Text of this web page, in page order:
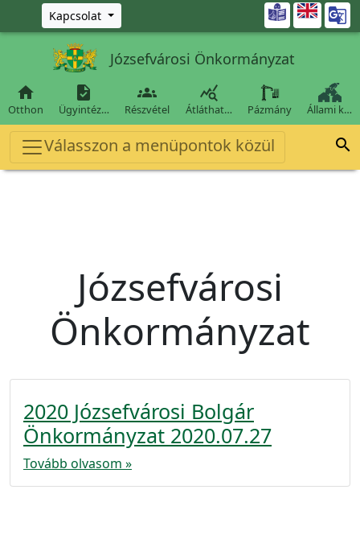
Ugrás a fő tartalomra
Kapcsolat 
Józsefvárosi Önkormányzat

Otthon

Ügyintéz…

Részvétel

Átláthat… Pázmány Állami k…
Válasszon a menüpontok közül 
Józsefvárosi
Önkormányzat
2020 Józsefvárosi Bolgár
Önkormányzat 2020.07.27
Tovább olvasom »